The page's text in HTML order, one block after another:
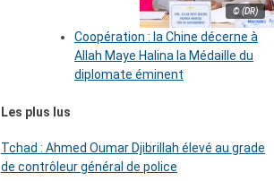
© (DR)
Coopération : la Chine décerne à
Allah Maye Halina la Médaille du
diplomate éminent
Les plus lus
Tchad : Ahmed Oumar Djibrillah élevé au grade
de contrôleur général de police